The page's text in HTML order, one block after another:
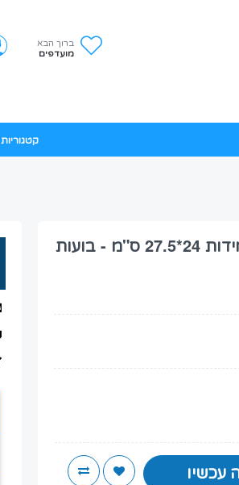
ברוך הבא
מועדפים
קטגוריות
100 מעטפות מרופדות דגם E - מידות 24*27.5 ס"מ - בועות
עכשיו